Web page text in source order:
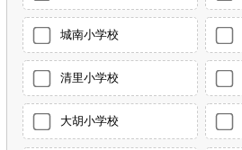
城南小学校
清里小学校
大胡小学校